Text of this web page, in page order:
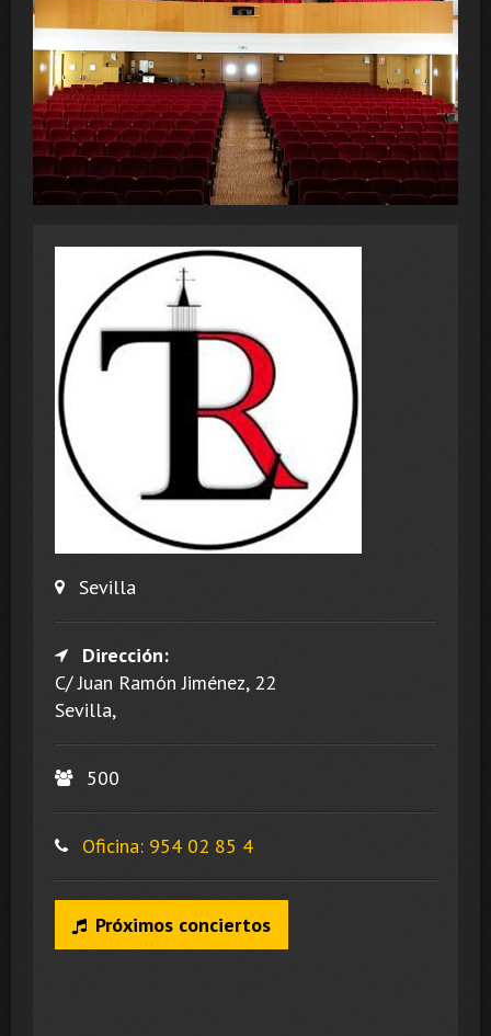
Sevilla
Dirección:
C/ Juan Ramón Jiménez, 22
Sevilla,
500
Oficina: 954 02 85 4
Próximos conciertos